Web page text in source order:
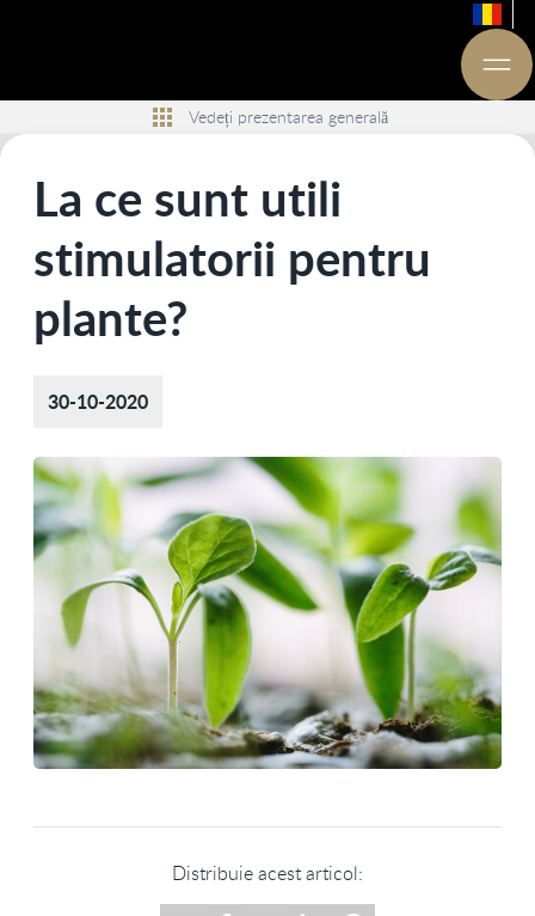
Vedeți prezentarea generală
La ce sunt utili
stimulatorii pentru
plante?
30-10-2020
Distribuie acest articol: